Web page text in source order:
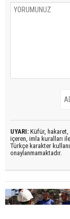
UYARI: Küfür, hakaret,
içeren, imla kuralları ile
Türkçe karakter
onaylanmamaktadır.